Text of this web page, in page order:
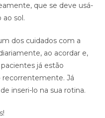
que se deve usá-
ao sol.
dos cuidados com a
ao acordar e,
já estão
recorrentemente. Já
inseri-lo na sua rotina.